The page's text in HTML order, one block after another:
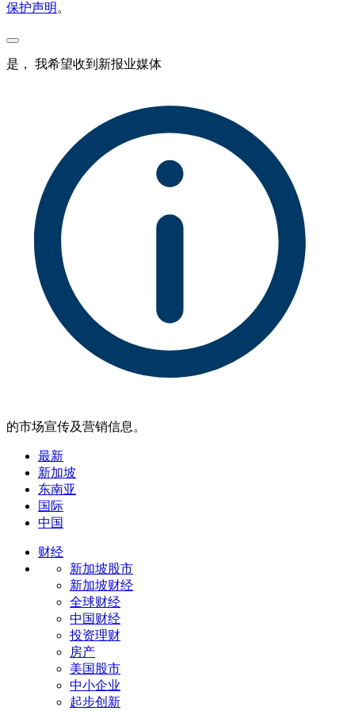
保护声明 。
是， 我希望收到新报业媒体
的市场宣传及营销信息。
最新
新加坡
东南亚
国际
中国
财经
新加坡股市
新加坡财经
全球财经
中国财经
投资理财
房产
美国股市
中小企业
起步创新